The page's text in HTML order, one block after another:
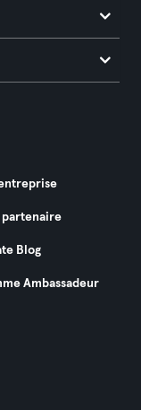
partenaire
Blog
Ambassadeur